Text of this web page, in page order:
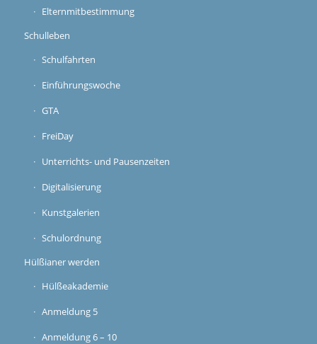
Elternmitbestimmung
Schulleben
Schulfahrten
Einführungswoche
GTA
FreiDay
Unterrichts- und Pausenzeiten
Digitalisierung
Kunstgalerien
Schulordnung
Hülßianer werden
Hülßeakademie
Anmeldung 5
Anmeldung 6 – 10